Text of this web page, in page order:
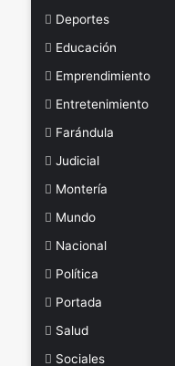
Deportes
Educación
Emprendimiento
Entretenimiento
Farándula
Judicial
Montería
Mundo
Nacional
Política
Portada
Salud
Sociales